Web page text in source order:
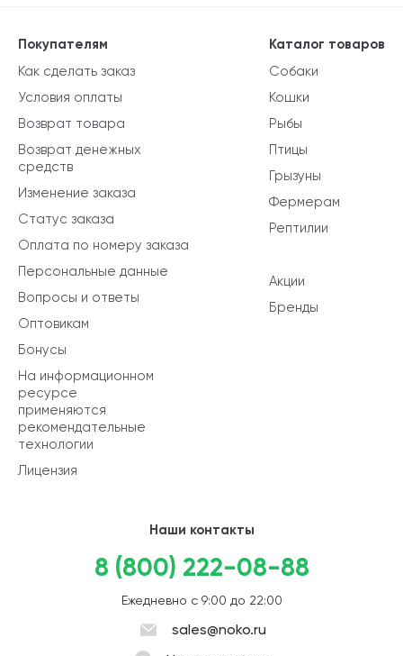
Каталог товаров
Собаки
Кошки
Рыбы
Птицы
Грызуны
Фермерам
Рептилии
Акции
Бренды
Покупателям
Как сделать заказ
Условия оплаты
Возврат товара
Возврат денежных
средств
Изменение заказа
Статус заказа
Оплата по номеру заказа
Персональные данные
Вопросы и ответы
Оптовикам
Бонусы
На информационном
ресурсе
применяются
рекомендательные
технологии
Лицензия
Наши контакты
8 (800) 222-08-88
Ежедневно с 9:00 до 22:00
sales@noko.ru